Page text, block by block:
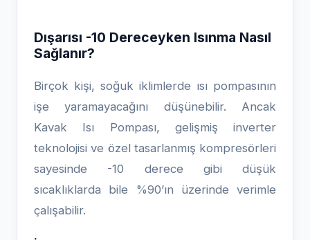
Dışarısı -10 Dereceyken Isınma Nasıl
Sağlanır?
Birçok kişi, soğuk iklimlerde ısı pompasının
işe yaramayacağını düşünebilir. Ancak
Kavak Isı Pompası, gelişmiş inverter
teknolojisi ve özel tasarlanmış kompresörleri
sayesinde -10 derece gibi düşük
sıcaklıklarda bile %90’ın üzerinde verimle
çalışabilir.